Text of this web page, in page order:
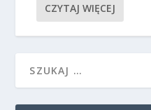
CZYTAJ WIĘCEJ